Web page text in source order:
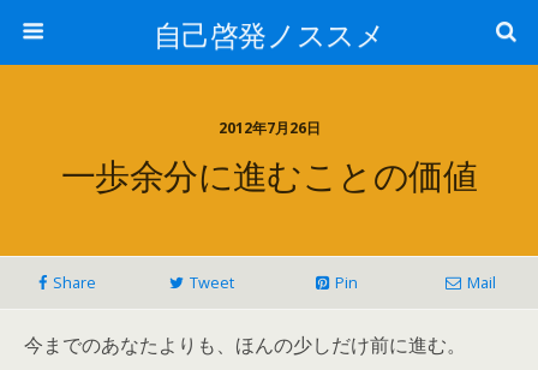
自己啓発ノススメ
2012年7月26日
一歩余分に進むことの価値
Share Tweet Pin Mail
今までのあなたよりも、ほんの少しだけ前に進む。